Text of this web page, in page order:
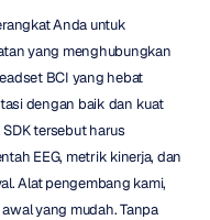
Anda untuk
yang menghubungkan
BCI yang hebat
dengan baik dan kuat
tersebut harus
EEG, metrik kinerja, dan
Alat pengembang kami,
yang mudah. Tanpa